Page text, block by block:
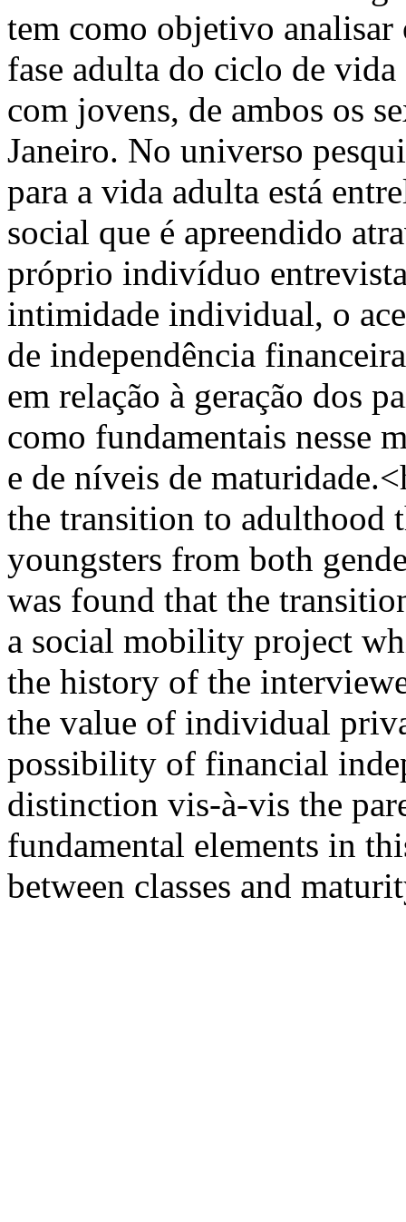
tem como objetivo analisar
fase adulta do ciclo de
com jovens, de ambos os
Janeiro. No universo
para a vida adulta está
social que é apreendido
próprio indivíduo
intimidade individual, o
de independência
em relação à geração dos
como fundamentais nesse
e de níveis de
the transition to adulthood
youngsters from both
was found that the
a social mobility project
the history of the
the value of individual
possibility of financial
distinction vis-à-vis the
fundamental elements in
between classes and